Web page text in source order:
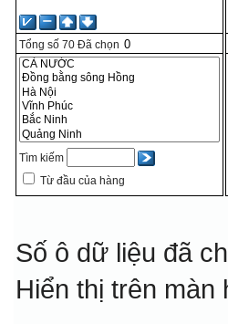
Tổng số 70 Đã chọn
Tìm kiếm
Từ đầu của hàng
Số ô dữ liệu đã
Hiển thị trên